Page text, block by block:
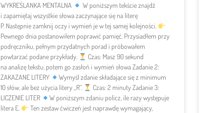
WYKREŚLANKA MENTALNA
W poniższym tekście znajdź
i zapamiętaj wszystkie słowa zaczynające się na literę
P. Następnie zamknij oczy i wymień je w tej samej kolejności.
Pewnego dnia postanowiłem poprawić pamięć. Przysiadłem przy
podręczniku, pełnym przydatnych porad i próbowałem
powtarzać podane przykłady.
Czas: Masz 90 sekund
na analizę tekstu, potem go zasłoń i wymień słowa Zadanie 2:
ZAKAZANE LITERY
Wymyśl zdanie składające się z minimum
10 słów, ale bez użycia litery „R”.
Czas: 2 minuty Zadanie 3:
LICZENIE LITER
W poniższym zdaniu policz, ile razy występuje
litera E.
Ten zestaw ćwiczeń jest naprawdę wymagający,